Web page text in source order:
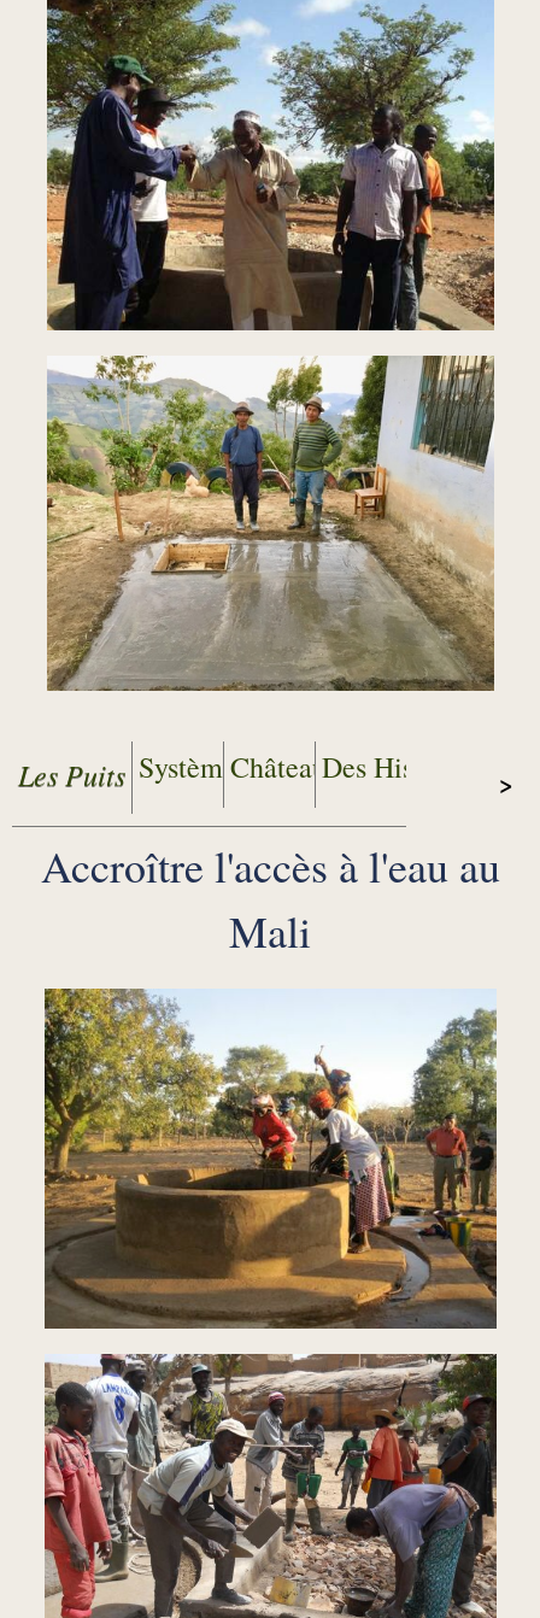
Les Puits Systèmes d'eau Potable
Château d'eau et Pompes
Des Histoires
Accroître l'accès à l'eau au
Mali